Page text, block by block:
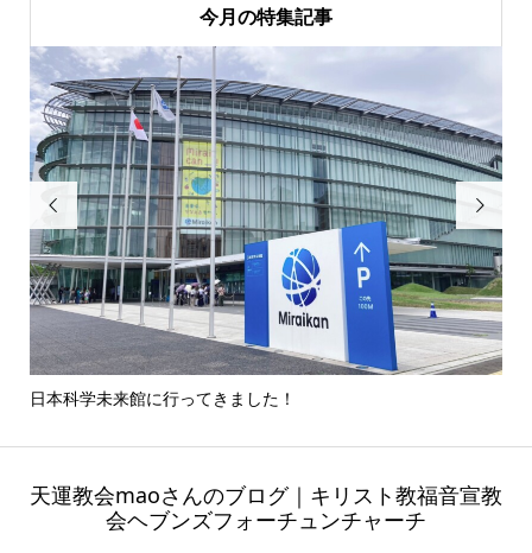
今月の特集記事

日本科学未来館に行ってきました！

天運教会maoさんのブログ｜キリスト教福音宣教
会ヘブンズフォーチュンチャーチ